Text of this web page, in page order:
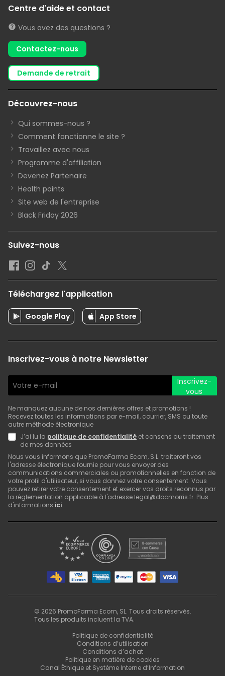
Centre d'aide et contact
Vous avez des questions ?
Contactez-nous
demande de retrait
Découvrez-nous
Qui sommes-nous ?
Comment fonctionne le site ?
Travaillez avec nous
Programme d'affiliation
Devenez Partenaire
Health points
Site web de l'entreprise
Black Friday 2026
Suivez-nous
Téléchargez l'application
Google Play App Store
Inscrivez-vous à notre Newsletter
Inscrivez-
vous
Ne manquez aucune de nos dernières offres et promotions !
Recevez toutes les informations par e-mail, courrier, SMS ou toute
autre méthode électronique
J’ai lu la politique de confidentialité et consens au traitement
de mes données
Nous vous informons que PromoFarma Ecom, S.L. traiteront vos
l'adresse électronique fournie pour vous envoyer des
communications commerciales ou promotionnelles en fonction de
votre profil d'utilisateur, si vous donnez votre consentement. Vous
pouvez retirer votre consentement et exercer vos droits reconnus par
la réglementation applicable à l'adresse legal@docmorris.fr. Plus
d'informations ici.
© 2026 PromoFarma Ecom, SL. Tous droits réservés.
Tous les produits incluent la TVA.
Politique de confidentialité
Conditions d’utilisation
Conditions d’achat
Politique en matière de cookies
Canal Éthique et Système Interne d’Information